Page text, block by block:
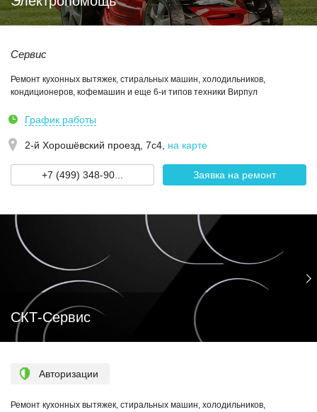
Сервис
Ремонт кухонных вытяжек, стиральных машин, холодильников,
кондиционеров, кофемашин и еще 6-и типов техники Вирпул
График работы
2-й Хорошёвский проезд, 7с4 на карте
+7 (499) 348-90... Заявка на ремонт
СКТ-Сервис
Авторизации
Ремонт кухонных вытяжек, стиральных машин, холодильников,